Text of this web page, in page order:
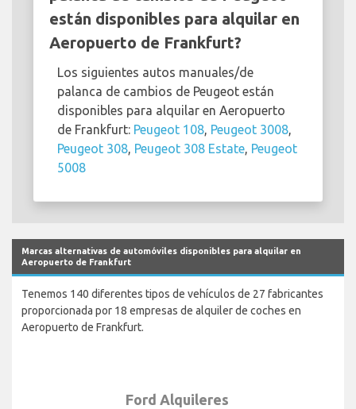
están disponibles para alquilar en
Aeropuerto de Frankfurt?
Los siguientes autos manuales/de
palanca de cambios de Peugeot están
disponibles para alquilar en Aeropuerto
de Frankfurt: Peugeot 108, Peugeot 3008,
Peugeot 308, Peugeot 308 Estate, Peugeot
5008
Marcas alternativas de automóviles disponibles para alquilar en
Aeropuerto de Frankfurt
Tenemos 140 diferentes tipos de vehículos de 27 fabricantes
proporcionada por 18 empresas de alquiler de coches en
Aeropuerto de Frankfurt.
Ford Alquileres